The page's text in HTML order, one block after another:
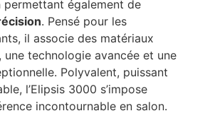
permettant également de
. Pensé pour les
il associe des matériaux
une technologie avancée et une
Polyvalent, puissant
l’Elipsis 3000 s’impose
incontournable en salon.